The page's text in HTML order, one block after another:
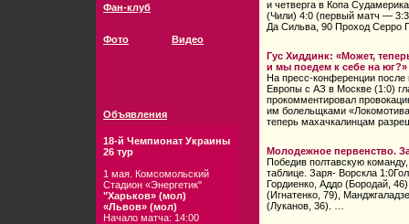
Фан-клуб
Фото Видео
Объявления
18-й Чемпионат Украины
26 тур
1 мая. Комсомольский
Стадион «Энергетик"
"Харьков» (мол)
«Львов» (мол)
Начало матча: 14:00
и четверга в Копа
(Чили) 4:0 (первый матч —
Да Сильва, 90 Проход
Гус Хиддинк: «Может,
и мы поедем к себе на
На пресс-конференции после
Европы с АЗ в Москве (1:0)
прокомментировал
им болельщками
теперь махачкалинцам
Молодежное первенство.
Победив полтавскую
таблице. Заря- Ворскла
Гордиенко, Аддо (Бородай,
(Игнатенко, 79),
(Луканов, 36). …